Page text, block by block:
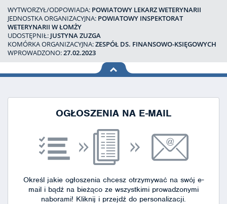
WYTWORZYŁ/ODPOWIADA: POWIATOWY LEKARZ WETERYNARII
JEDNOSTKA ORGANIZACYJNA: POWIATOWY INSPEKTORAT
WETERYNARII W ŁOMŻY
UDOSTĘPNIŁ: JUSTYNA ZUZGA
KOMÓRKA ORGANIZACYJNA:ZESPÓŁ DS. FINANSOWO-KSIĘGOWYCH
WPROWADZONO:27.02.2023
na górę
OGŁOSZENIA NA E-MAIL
Określ jakie ogłoszenia chcesz otrzymywać na swój e-
mail i bądź na bieżąco ze wszystkimi prowadzonymi
naborami! Kliknij i przejdź do personalizacji.